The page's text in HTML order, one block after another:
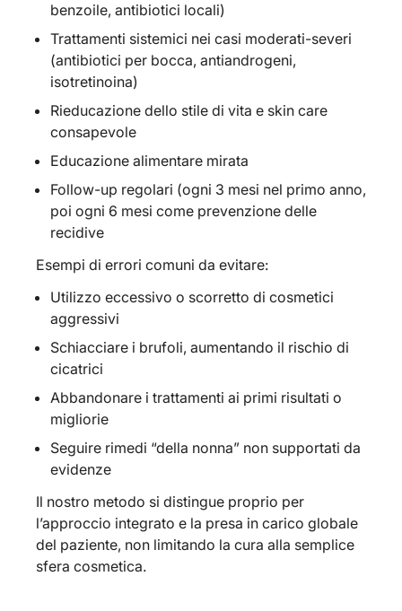
benzoile, antibiotici locali)
Trattamenti sistemici nei casi moderati-severi
(antibiotici per bocca, antiandrogeni,
isotretinoina)
Rieducazione dello stile di vita e skin care
consapevole
Educazione alimentare mirata
Follow-up regolari (ogni 3 mesi nel primo anno,
poi ogni 6 mesi come prevenzione delle
recidive
Esempi di errori comuni da evitare:
Utilizzo eccessivo o scorretto di cosmetici
aggressivi
Schiacciare i brufoli, aumentando il rischio di
cicatrici
Abbandonare i trattamenti ai primi risultati o
migliorie
Seguire rimedi “della nonna” non supportati da
evidenze
Il nostro metodo si distingue proprio per
l’approccio integrato e la presa in carico globale
del paziente, non limitando la cura alla semplice
sfera cosmetica.